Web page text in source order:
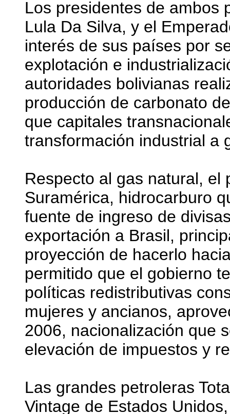
Los presidentes de ambos
Lula Da Silva, y el
interés de sus países por
explotación e
autoridades bolivianas
producción de carbonato
que capitales
transformación industrial a
Respecto al gas natural, el
Suramérica, hidrocarburo
fuente de ingreso de
exportación a Brasil,
proyección de hacerlo
permitido que el gobierno
políticas redistributivas
mujeres y ancianos,
2006, nacionalización que
elevación de impuestos y
Las grandes petroleras
Vintage de Estados